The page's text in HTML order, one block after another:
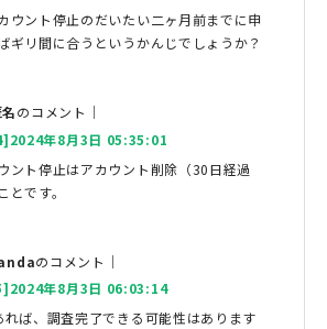
ウント停止のだいたい二ヶ月前までに申
ギリ間に合うというかんじでしょうか？
のコメント｜
年8月3日 05:35:01
ント停止はアカウント削除（30日経過
とです。
のコメント｜
年8月3日 06:03:14
れば、調査完了できる可能性はあります